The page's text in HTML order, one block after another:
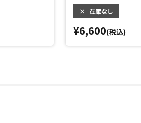
× 在庫なし
¥6,600(税込)